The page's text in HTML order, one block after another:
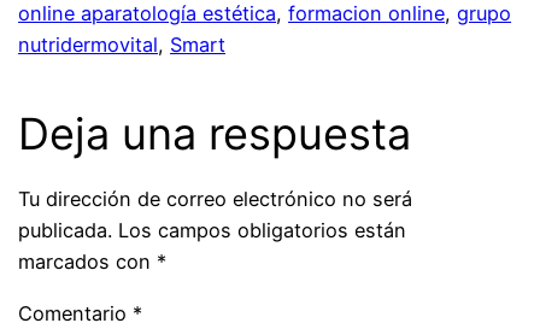
online aparatología estética, formacion online, grupo
nutridermovital, Smart
Deja una respuesta
Tu dirección de correo electrónico no será
publicada. Los campos obligatorios están
marcados con *
Comentario *